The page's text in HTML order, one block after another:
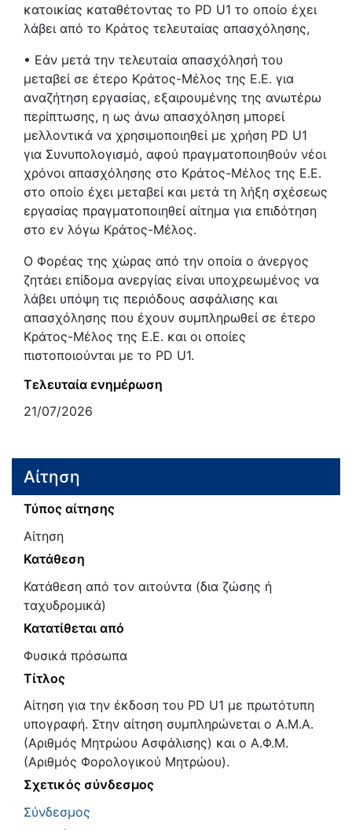
κατοικίας καταθέτοντας το PD U1 το οποίο έχει
λάβει από το Κράτος τελευταίας απασχόλησης,
• Εάν μετά την τελευταία απασχόλησή του
μεταβεί σε έτερο Κράτος-Μέλος της Ε.Ε. για
αναζήτηση εργασίας, εξαιρουμένης της ανωτέρω
περίπτωσης, η ως άνω απασχόληση μπορεί
μελλοντικά να χρησιμοποιηθεί με χρήση PD U1
για Συνυπολογισμό, αφού πραγματοποιηθούν νέοι
χρόνοι απασχόλησης στο Κράτος-Μέλος της Ε.Ε.
στο οποίο έχει μεταβεί και μετά τη λήξη σχέσεως
εργασίας πραγματοποιηθεί αίτημα για επιδότηση
στο εν λόγω Κράτος-Μέλος.
Ο Φορέας της χώρας από την οποία ο άνεργος
ζητάει επίδομα ανεργίας είναι υποχρεωμένος να
λάβει υπόψη τις περιόδους ασφάλισης και
απασχόλησης που έχουν συμπληρωθεί σε έτερο
Κράτος-Μέλος της Ε.Ε. και οι οποίες
πιστοποιούνται με το PD U1.
Τελευταία ενημέρωση
21/07/2026
Αίτηση
Τύπος αίτησης
Αίτηση
Κατάθεση
Κατάθεση από τον αιτούντα (δια ζώσης ή
ταχυδρομικά)
Κατατίθεται από
Φυσικά πρόσωπα
Τίτλος
Αίτηση για την έκδοση του PD U1 με πρωτότυπη
υπογραφή. Στην αίτηση συμπληρώνεται ο Α.Μ.Α.
(Αριθμός Μητρώου Ασφάλισης) και ο Α.Φ.Μ.
(Αριθμός Φορολογικού Μητρώου).
Σχετικός σύνδεσμος
Σύνδεσμος